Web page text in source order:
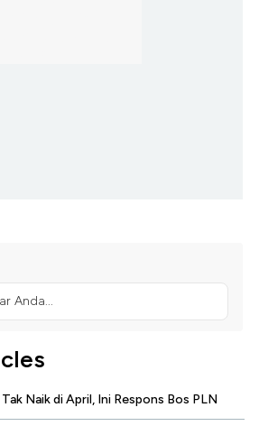
Anda...
Naik di April, Ini Respons Bos PLN